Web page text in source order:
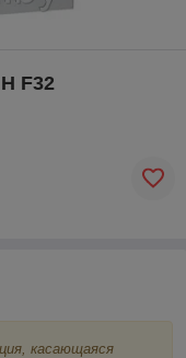
F32
касающаяся